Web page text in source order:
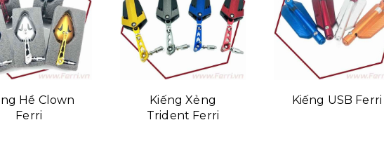
Hề Clown
Ferri
Kiếng Xẻng
Trident Ferri
Kiếng USB Ferri